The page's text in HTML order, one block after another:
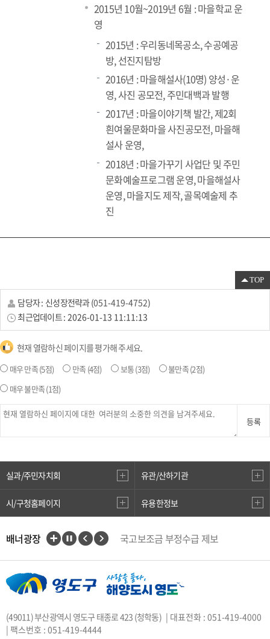
2015년 10월~2019년 6월 : 마을학교 운
영
2015년 : 우리동네목공소, 수공예공
방, 선진지탐방
2016년 : 마을해설사(10명) 양성·운
영, 사진 공모전, 주민대백과 발행
2017년 : 마을이야기책 발간, 제2회
흰여울문화마을 사진공모전, 마을해
설사 운영,
2018년 : 마을가꾸기 사업단 및 주민
문화예술프로그램 운영, 마을해설사
운영, 마을지도 제작, 골목예술제 추
진
TOP
담당자 : 신성장전략과(051-419-4752)
최근업데이트 : 2026-01-13 11:11:13
현재 열람하신 페이지를 평가해 주세요.
매우 만족(5점) 만족 (4점) 보통(3점) 불만족(2점)
매우 불만족(1점)
등록
실과/주민자치회 유관/산하기관
시/구청홈페이지 유용한정보
배너광장
국고보조금 부정수급 제보
지적측량바로처리센터
안전속도 5030
카카오톡 플러스친구
중앙부처 법령 유권해석
(49011) 부산광역시 영도구 태종로 423 (청학동) | 대표전화 : 051-419-4000
| 팩스번호 : 051-419-4444